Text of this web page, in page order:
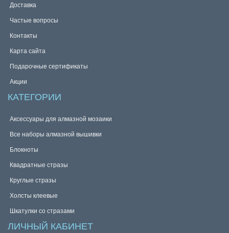
Доставка
Частые вопросы
Контакты
Карта сайта
Подарочные сертификаты
Акции
КАТЕГОРИИ
Аксессуары для алмазной мозаики
Все наборы алмазной вышивки
Блокноты
Квадратные стразы
Круглые стразы
Холсты клеевые
Шкатулки со стразами
ЛИЧНЫЙ КАБИНЕТ